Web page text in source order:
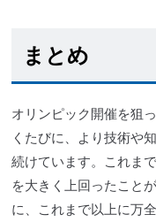
まとめ
オリンピック開催を狙
くたびに、より技術や
続けています。これま
を大きく上回ったこと
に、これまで以上に万